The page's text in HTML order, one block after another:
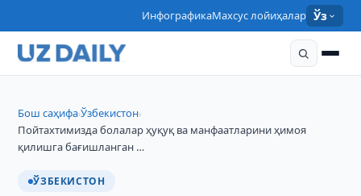
ИнфографикаМахсус лойиҳалар Ўз
Бош саҳифа›Ўзбекистон›
Пойтахтимизда болалар ҳуқуқ ва манфаатларини ҳимоя
қилишга бағишланган …
ЎЗБЕКИСТОН